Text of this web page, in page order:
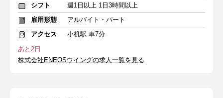
シフト
週1日以上 1日3時間以上
雇用形態
アルバイト・パート
アクセス
小机駅 車7分
あと2日
株式会社ENEOSウイングの求人一覧を見る